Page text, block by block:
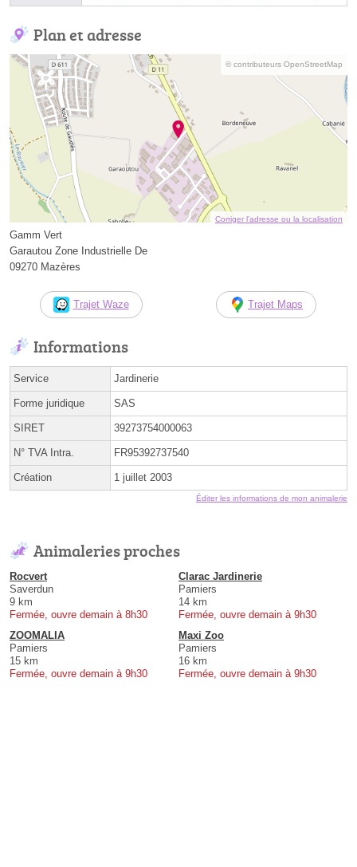
Plan et adresse
© contributeurs OpenStreetMap
Corriger l’adresse ou la localisation
Gamm Vert
Garautou Zone Industrielle De
09270 Mazères
Trajet Waze Trajet Maps
Informations
Service Jardinerie
Forme juridique SAS
SIRET 39273754000063
N° TVA Intra. FR95392737540
Création 1 juillet 2003
Éditer les informations de mon animalerie
Animaleries proches
Rocvert
Saverdun
9 km
Fermée, ouvre demain à 8h30
Clarac Jardinerie
Pamiers
14 km
Fermée, ouvre demain à 9h30
ZOOMALIA
Pamiers
15 km
Fermée, ouvre demain à 9h30
Maxi Zoo
Pamiers
16 km
Fermée, ouvre demain à 9h30